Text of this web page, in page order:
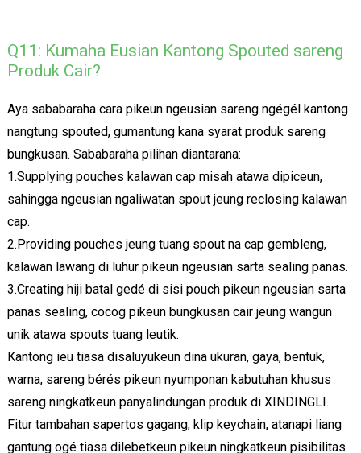
Q11: Kumaha Eusian Kantong Spouted sareng
Produk Cair?
Aya sababaraha cara pikeun ngeusian sareng ngégél kantong
nangtung spouted, gumantung kana syarat produk sareng
bungkusan. Sababaraha pilihan diantarana:
1.Supplying pouches kalawan cap misah atawa dipiceun,
sahingga ngeusian ngaliwatan spout jeung reclosing kalawan
cap.
2.Providing pouches jeung tuang spout na cap gembleng,
kalawan lawang di luhur pikeun ngeusian sarta sealing panas.
3.Creating hiji batal gedé di sisi pouch pikeun ngeusian sarta
panas sealing, cocog pikeun bungkusan cair jeung wangun
unik atawa spouts tuang leutik.
Kantong ieu tiasa disaluyukeun dina ukuran, gaya, bentuk,
warna, sareng bérés pikeun nyumponan kabutuhan khusus
sareng ningkatkeun panyalindungan produk di XINDINGLI.
Fitur tambahan sapertos gagang, klip keychain, atanapi liang
gantung ogé tiasa dilebetkeun pikeun ningkatkeun pisibilitas